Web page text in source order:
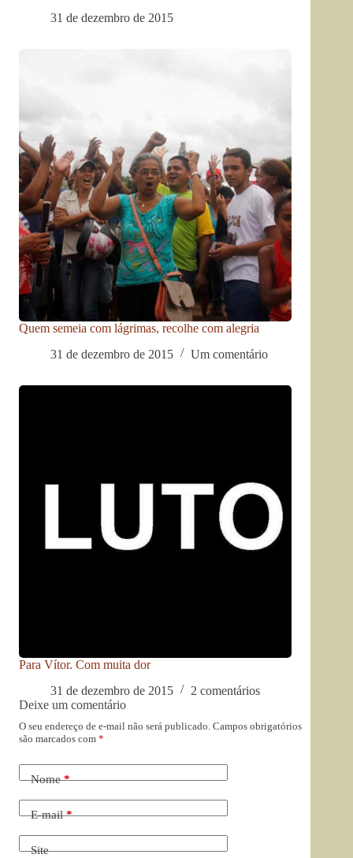
31 de dezembro de 2015
Quem semeia com lágrimas, recolhe com alegria
31 de dezembro de 2015
Um comentário
Para Vítor. Com muita dor
31 de dezembro de 2015
2 comentários
Deixe um comentário
O seu endereço de e-mail não será publicado. Campos obrigatórios
são marcados com *
Nome*
E-mail*
Site